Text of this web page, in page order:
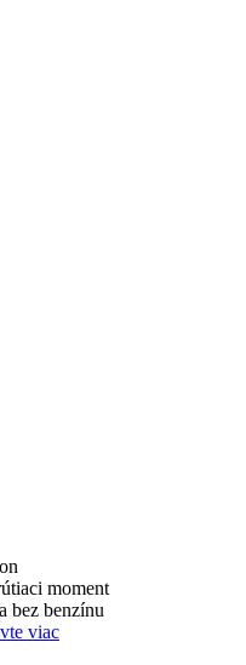
moment
bez benzínu
viac